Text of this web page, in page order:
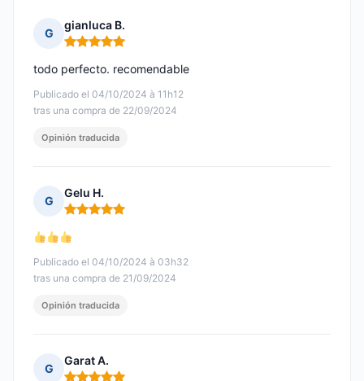
G
gianluca B.
Nota: 5 de 5
Publicado el 04/10/2024 à 11h12
tras una compra de 22/09/2024
todo perfecto. recomendable
Opinión traducida
G
Gelu H.
Nota: 5 de 5
Publicado el 04/10/2024 à 03h32
tras una compra de 21/09/2024
Opinión traducida
G
Garat A.